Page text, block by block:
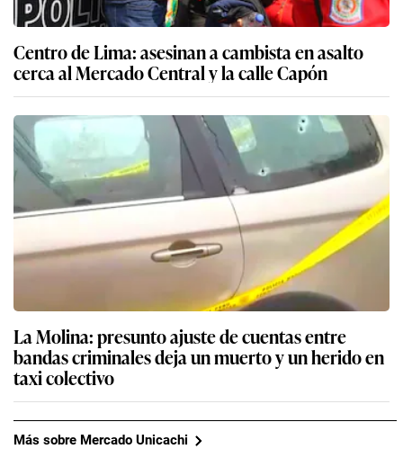
Centro de Lima: asesinan a cambista en asalto
cerca al Mercado Central y la calle Capón
La Molina: presunto ajuste de cuentas entre
bandas criminales deja un muerto y un herido en
taxi colectivo
Más sobre Mercado Unicachi